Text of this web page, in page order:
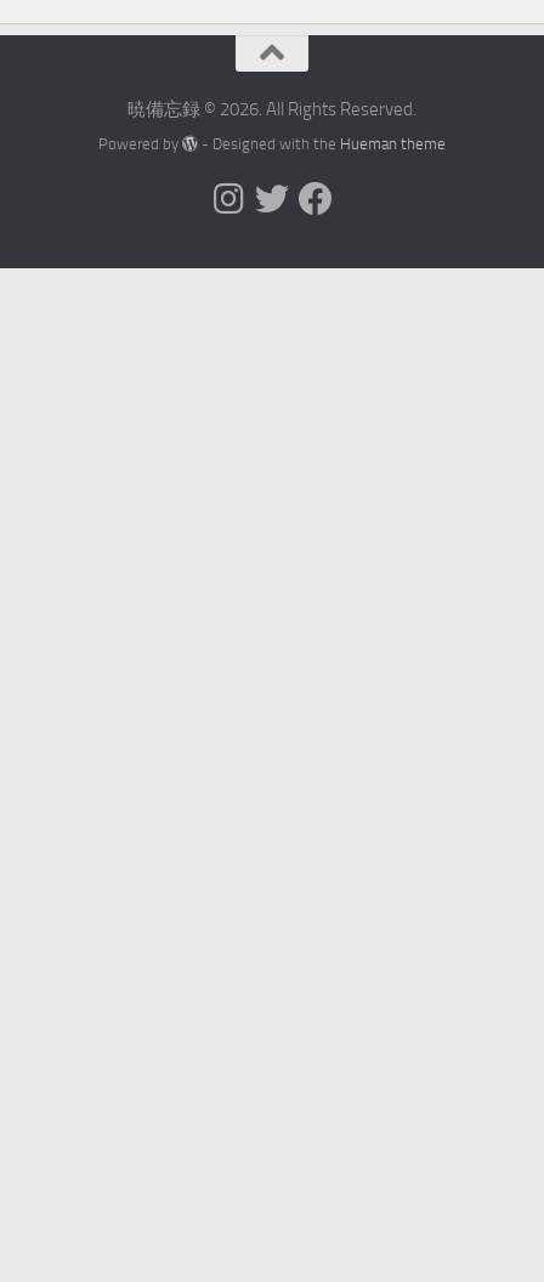
暁備忘録 © 2026. All Rights Reserved.
Powered by - Designed with the Hueman theme